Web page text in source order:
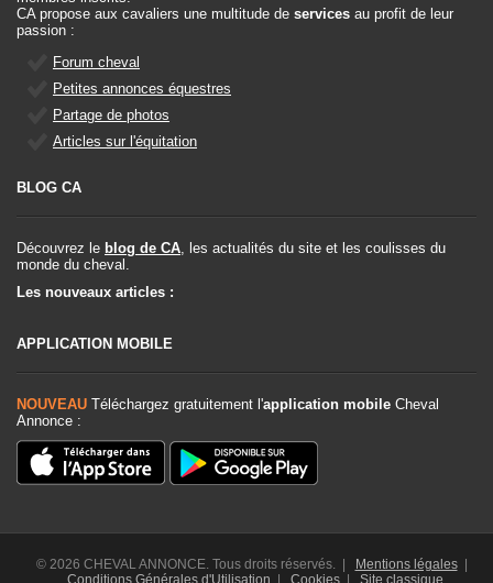
CA propose aux cavaliers une multitude de services au profit de leur
passion :
Forum cheval
Petites annonces équestres
Partage de photos
Articles sur l'équitation
BLOG CA
Découvrez le blog de CA, les actualités du site et les coulisses du
monde du cheval.
Les nouveaux articles :
APPLICATION MOBILE
NOUVEAU Téléchargez gratuitement l'application mobile Cheval
Annonce :
© 2026 CHEVAL ANNONCE. Tous droits réservés. | Mentions légales|